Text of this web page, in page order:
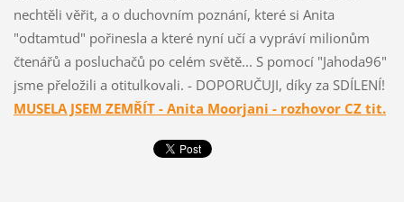
nechtěli věřit, a o duchovním poznání, které si Anita
"odtamtud" pořinesla a které nyní učí a vypráví milionům
čtenářů a posluchačů po celém světě... S pomocí "Jahoda96"
jsme přeložili a otitulkovali. - DOPORUČUJI, díky za SDÍLENÍ!
MUSELA JSEM ZEMŘÍT - Anita Moorjani - rozhovor CZ tit.